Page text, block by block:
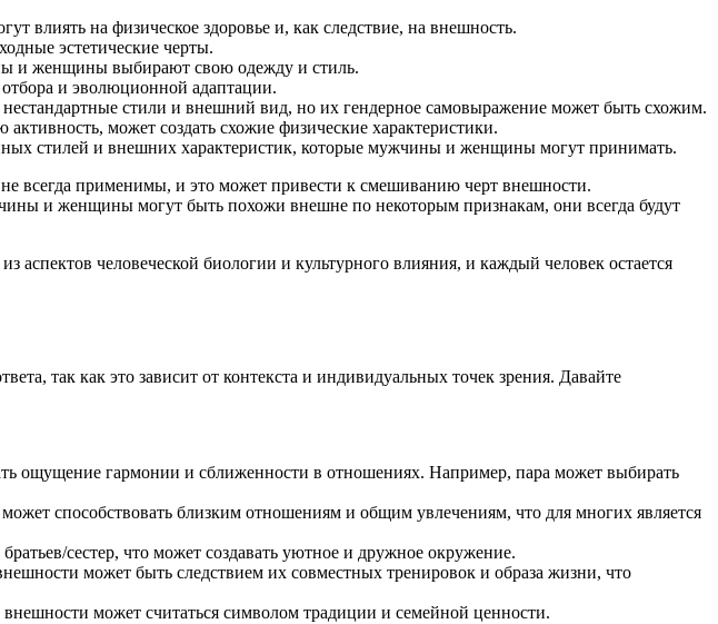
влиять на физическое здоровье и, как следствие, на внешность.
эстетические черты.
и женщины выбирают свою одежду и стиль.
и эволюционной адаптации.
стили и внешний вид, но их гендерное самовыражение может быть схожим.
может создать схожие физические характеристики.
стилей и внешних характеристик, которые мужчины и женщины могут принимать.
всегда применимы, и это может привести к смешиванию черт внешности.
и женщины могут быть похожи внешне по некоторым признакам, они всегда будут
человеческой биологии и культурного влияния, и каждый человек остается
так как это зависит от контекста и индивидуальных точек зрения. Давайте
ощущение гармонии и сближенности в отношениях. Например, пара может выбирать
способствовать близким отношениям и общим увлечениям, что для многих является
сестер, что может создавать уютное и дружное окружение.
может быть следствием их совместных тренировок и образа жизни, что
может считаться символом традиции и семейной ценности.